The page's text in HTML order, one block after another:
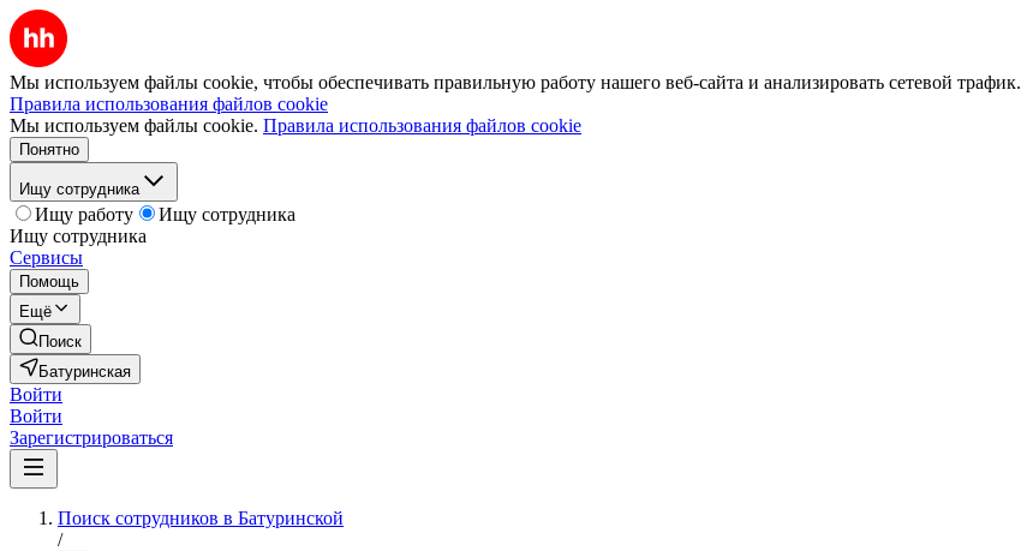
Мы используем файлы cookie, чтобы обеспечивать правильную работу нашего веб-сайта и анализировать сетевой трафик.
Правила использования файлов cookie
Мы используем файлы cookie. Правила использования файлов cookie
Понятно
Ищу сотрудника
Ищу работу
Ищу сотрудника
Ищу сотрудника
Сервисы
Помощь
Ещё
Поиск
Батуринская
Войти
Войти
Зарегистрироваться
Поиск сотрудников в Батуринской
/